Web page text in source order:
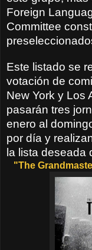
Foreign
Committee
Este listado se
votación de
New York y Los
pasarán tres
enero al
por día y
la lista deseada
"The